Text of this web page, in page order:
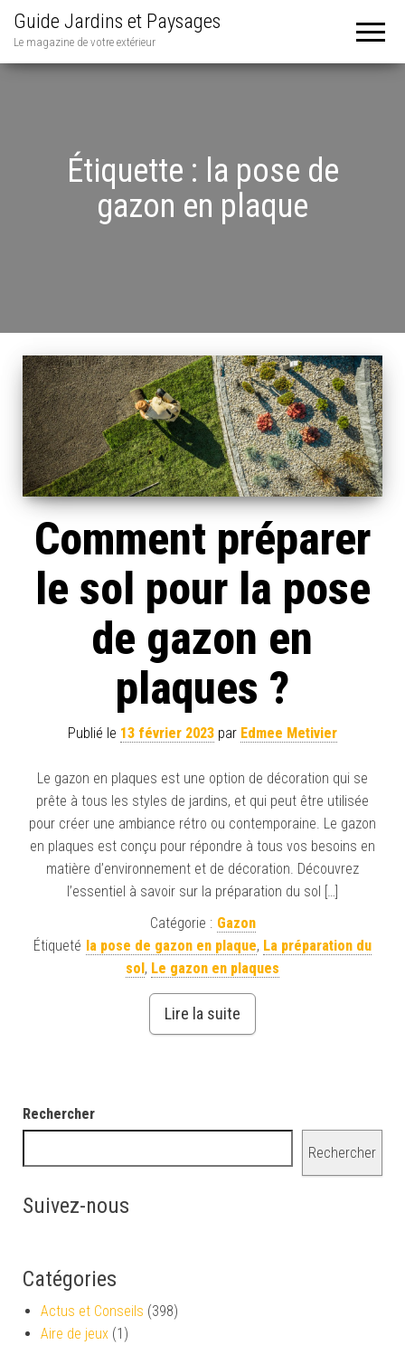
Guide Jardins et Paysages
Le magazine de votre extérieur
Étiquette : la pose de
gazon en plaque
Comment préparer
le sol pour la pose
de gazon en
plaques ?
Publié le 13 février 2023 par Edmee Metivier
Le gazon en plaques est une option de décoration qui se
prête à tous les styles de jardins, et qui peut être utilisée
pour créer une ambiance rétro ou contemporaine. Le gazon
en plaques est conçu pour répondre à tous vos besoins en
matière d’environnement et de décoration. Découvrez
l’essentiel à savoir sur la préparation du sol […]
Catégorie : Gazon
Étiqueté la pose de gazon en plaque, La préparation du
sol , Le gazon en plaques
Lire la suite
Rechercher
Rechercher
Suivez-nous
Catégories
Actus et Conseils (398)
Aire de jeux (1)